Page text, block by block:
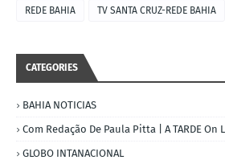
REDE BAHIA TV SANTA CRUZ-REDE BAHIA
CATEGORIES
BAHIA NOTICIAS
Com Redação De Paula Pitta | A TARDE On
GLOBO INTANACIONAL